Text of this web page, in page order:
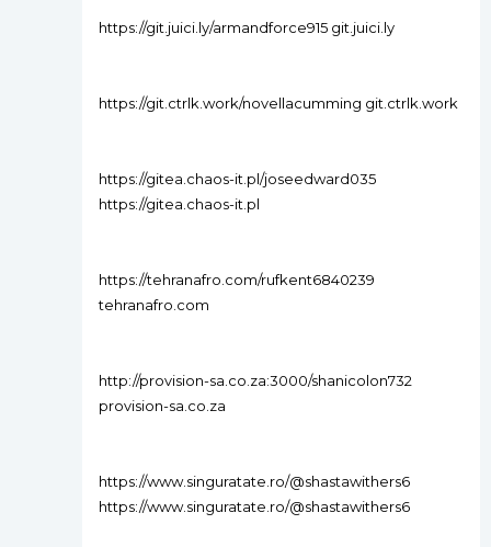
https://git.juici.ly/armandforce915 git.juici.ly
https://git.ctrlk.work/novellacumming git.ctrlk.work
https://gitea.chaos-it.pl/joseedward035
https://gitea.chaos-it.pl
https://tehranafro.com/rufkent6840239
tehranafro.com
http://provision-sa.co.za:3000/shanicolon732
provision-sa.co.za
https://www.singuratate.ro/@shastawithers6
https://www.singuratate.ro/@shastawithers6